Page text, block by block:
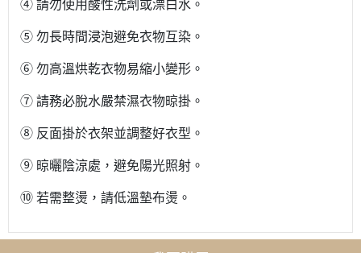
④ 請勿使用酸性洗劑或漂白水。
⑤ 勿長時間浸泡避免衣物互染。
⑥ 勿高溫烘乾衣物易縮小變形。
⑦ 請務必脫水嚴禁濕衣物晾掛。
⑧ 反面掛於衣架並調整好衣型。
⑨ 晾曬陰涼處，避免陽光照射。
⑩ 若需整燙，請低溫墊布燙。